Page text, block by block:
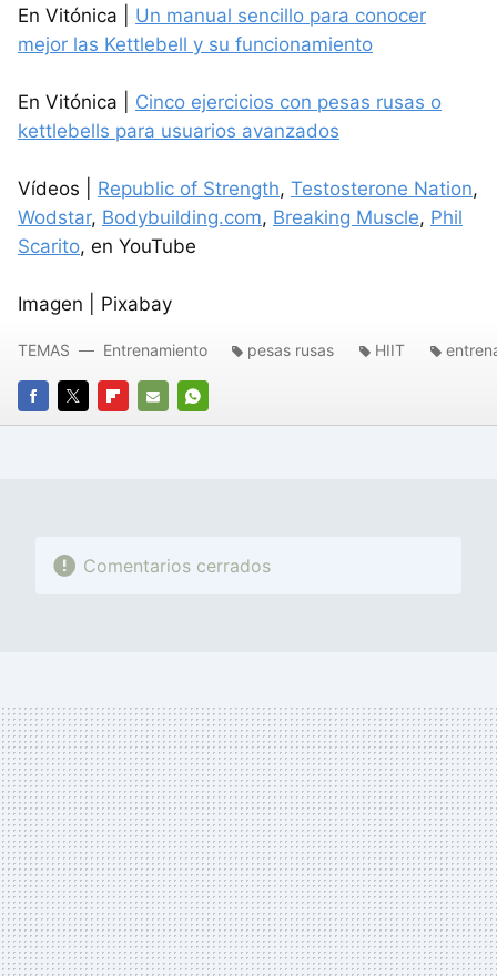
En Vitónica | Un manual sencillo para conocer
mejor las Kettlebell y su funcionamiento
En Vitónica | Cinco ejercicios con pesas rusas o
kettlebells para usuarios avanzados
Vídeos | Republic of Strength, Testosterone Nation,
Wodstar, Bodybuilding.com, Breaking Muscle, Phil
Scarito, en YouTube
Imagen | Pixabay
FACEBOOK
TWITTERFLIPBOARD
E-
WHATSAPP
TEMAS Entrenamiento pesas rusas HIIT
Comentarios cerrados